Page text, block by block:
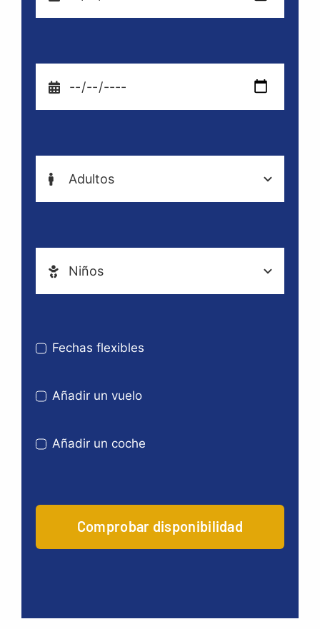
Fechas flexibles
Añadir un vuelo
Añadir un coche
Comprobar disponibilidad